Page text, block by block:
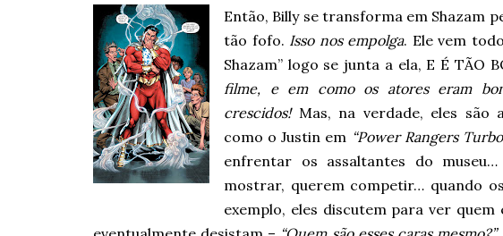
Então, Billy se transforma em Shazam
tão fofo. Isso nos empolga. Ele vem todo
Shazam” logo se junta a ela, E É TÃO
filme, e em como os atores eram
crescidos!Mas, na verdade, eles são
como o Justin em “Power Rangers
enfrentar os assaltantes do
mostrar, querem competir… quando
exemplo, eles discutem para ver